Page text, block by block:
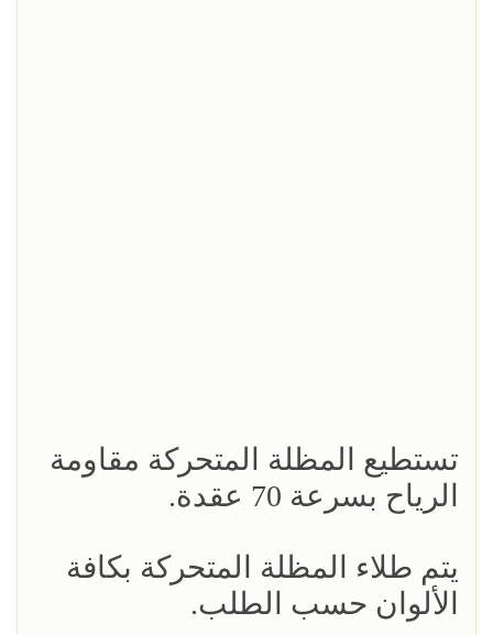
تستطيع المظلة المتحركة مقاومة
الرياح بسرعة 70 عقدة.
يتم طلاء المظلة المتحركة بكافة
الألوان حسب الطلب.